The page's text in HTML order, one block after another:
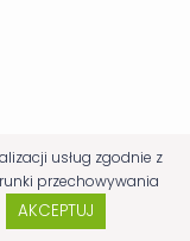
usług zgodnie z
przechowywania
AKCEPTUJ